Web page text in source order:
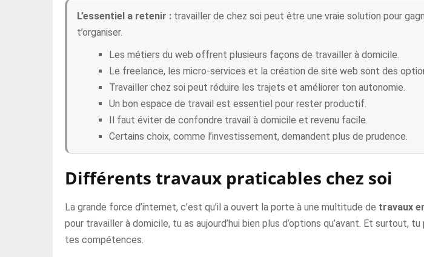
L’essentiel a retenir : travailler de chez soi peut être une vraie solution pour
t’organiser.
Les métiers du web offrent plusieurs façons de travailler à domicile.
Le freelance, les micro-services et la création de site web sont des
Travailler chez soi peut réduire les trajets et améliorer ton autonomie.
Un bon espace de travail est essentiel pour rester productif.
Il faut éviter de confondre travail à domicile et revenu facile.
Certains choix, comme l’investissement, demandent plus de prudence.
Différents travaux praticables chez soi
La grande force d’internet, c’est qu’il a ouvert la porte à une multitude de travaux
pour travailler à domicile, tu as aujourd’hui bien plus d’options qu’avant. Et
tes compétences.